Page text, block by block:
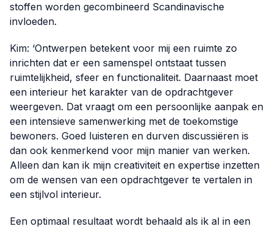
stoffen worden gecombineerd Scandinavische
invloeden.
Kim: ‘Ontwerpen betekent voor mij een ruimte zo
inrichten dat er een samenspel ontstaat tussen
ruimtelijkheid, sfeer en functionaliteit. Daarnaast moet
een interieur het karakter van de opdrachtgever
weergeven. Dat vraagt om een persoonlijke aanpak en
een intensieve samenwerking met de toekomstige
bewoners. Goed luisteren en durven discussiëren is
dan ook kenmerkend voor mijn manier van werken.
Alleen dan kan ik mijn creativiteit en expertise inzetten
om de wensen van een opdrachtgever te vertalen in
een stijlvol interieur.
Een optimaal resultaat wordt behaald als ik al in een